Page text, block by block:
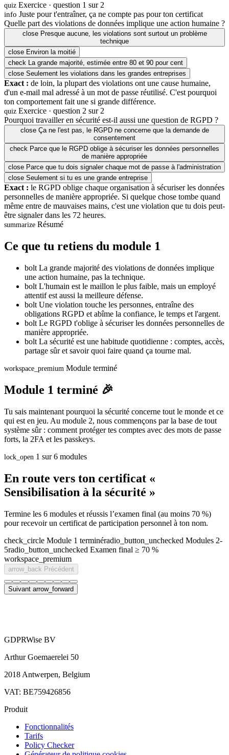
quiz Exercice · question 1 sur 2
info Juste pour t'entraîner, ça ne compte pas pour ton certificat
Quelle part des violations de données implique une action humaine ?
close Presque aucune, les violations sont surtout un problème
technique
close Environ la moitié
check La grande majorité, estimée entre 80 et 90 pour cent
close Seulement les violations dans les grandes entreprises
Exact : de loin, la plupart des violations ont une cause humaine,
d'un e-mail mal adressé à un mot de passe réutilisé. C'est pourquoi
ton comportement fait une si grande différence.
quiz Exercice · question 2 sur 2
Pourquoi travailler en sécurité est-il aussi une question de RGPD ?
close Ça ne l'est pas, le RGPD ne concerne que la demande de
consentement
check Parce que le RGPD oblige à sécuriser les données personnelles
de manière appropriée
close Parce que tu dois signaler chaque mot de passe à l'administration
close Seulement si tu es une grande entreprise
Exact : le RGPD oblige chaque organisation à sécuriser les données
personnelles de manière appropriée. Si quelque chose tombe quand
même entre de mauvaises mains, c'est une violation que tu dois peut-
être signaler dans les 72 heures.
summarize Résumé
Ce que tu retiens du module 1
bolt La grande majorité des violations de données implique
une action humaine, pas la technique.
bolt L'humain est le maillon le plus faible, mais un employé
attentif est aussi la meilleure défense.
bolt Une violation touche les personnes, entraîne des
obligations RGPD et abîme la confiance, le temps et l'argent.
bolt Le RGPD t'oblige à sécuriser les données personnelles de
manière appropriée.
bolt La sécurité est une habitude quotidienne : comptes, accès,
partage sûr et savoir quoi faire quand ça tourne mal.
workspace_premium Module terminé
Module 1 terminé 🎉
Tu sais maintenant pourquoi la sécurité concerne tout le monde et ce
qui est en jeu. Au module 2, nous commençons par la base de tout
système sûr : comment protéger tes comptes avec des mots de passe
forts, la 2FA et les passkeys.
lock_open 1 sur 6 modules
En route vers ton certificat «
Sensibilisation à la sécurité »
Termine les 6 modules et réussis l’examen final (au moins 70 %)
pour recevoir un certificat de participation personnel à ton nom.
check_circle Module 1 terminéradio_button_unchecked Modules 2-
5radio_button_unchecked Examen final ≥ 70 %
workspace_premium
arrow_back Précédent
Suivant arrow_forward
GDPRWise BV
Arthur Goemaerelei 50
2018 Antwerpen, Belgium
VAT: BE759426856
Produit
Fonctionnalités
Tarifs
Policy Checker